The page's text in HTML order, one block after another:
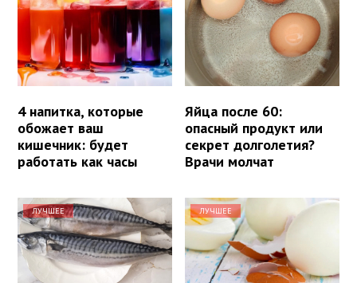
4 напитка, которые
обожает ваш
кишечник: будет
работать как часы
Яйца после 60:
опасный продукт или
секрет долголетия?
Врачи молчат
ЛУЧШЕЕ ЛУЧШЕЕ